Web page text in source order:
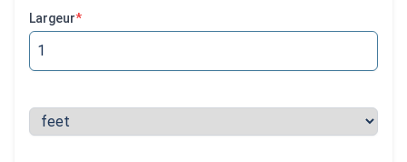
Largeur*